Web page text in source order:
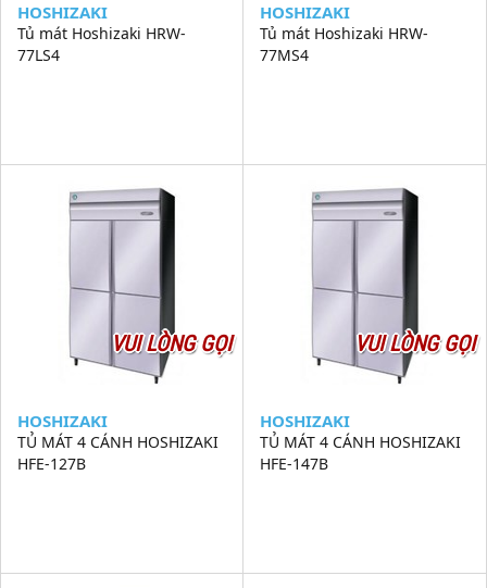
HOSHIZAKI
Tủ mát Hoshizaki HRW-
77LS4
HOSHIZAKI
Tủ mát Hoshizaki HRW-
77MS4
VUI LÒNG GỌI
HOSHIZAKI
TỦ MÁT 4 CÁNH HOSHIZAKI
HFE-127B
VUI LÒNG GỌI
HOSHIZAKI
TỦ MÁT 4 CÁNH HOSHIZAKI
HFE-147B